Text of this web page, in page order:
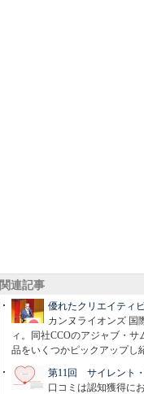
関連記事
優れたクリエイティ
カンヌライオンズ 国
ィ。同社CCOのアジャブ・
品をいくつかピックアップし
第11回 サイレント
口コミは認知獲得に